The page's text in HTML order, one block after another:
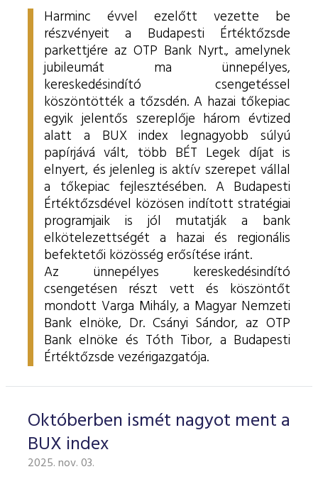
Harminc évvel ezelőtt vezette be
részvényeit a Budapesti Értéktőzsde
parkettjére az OTP Bank Nyrt., amelynek
jubileumát ma ünnepélyes,
kereskedésindító csengetéssel
köszöntötték a tőzsdén. A hazai tőkepiac
egyik jelentős szereplője három évtized
alatt a BUX index legnagyobb súlyú
papírjává vált, több BÉT Legek díjat is
elnyert, és jelenleg is aktív szerepet vállal
a tőkepiac fejlesztésében. A Budapesti
Értéktőzsdével közösen indított stratégiai
programjaik is jól mutatják a bank
elkötelezettségét a hazai és regionális
befektetői közösség erősítése iránt.
Az ünnepélyes kereskedésindító
csengetésen részt vett és köszöntőt
mondott Varga Mihály, a Magyar Nemzeti
Bank elnöke, Dr. Csányi Sándor, az OTP
Bank elnöke és Tóth Tibor, a Budapesti
Értéktőzsde vezérigazgatója.
Októberben ismét nagyot ment a
BUX index
2025. nov. 03.